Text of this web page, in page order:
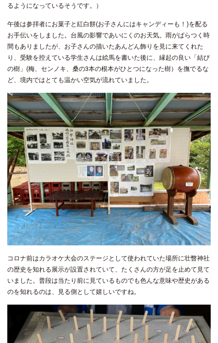
るようになっているそうです。）
午後は参拝者にお菓子と紅白餅(お子さんにはキャンディーも！)を配る
お手伝いをしました。 台風の影響であいにくのお天気。雨がぱらつく時
間もありましたが、お子さんの描いたあんどん飾りを見に来てくれた
り、受験を控えている学生さんは絵馬を書いた後に、縁起の良い「結び
の樹」(梅、センノキ、桑の3本の根本がひとつになった樹）を撫でるな
ど、境内ではとても温かい空気が流れていました。
コロナ前はカラオケ大会のステージとして使われていた場所に壮瞥神社
の歴史を知れる展示が設置されていて、たくさんの方が足を止めて見て
いました。普段は当たり前に見ているものでも色んな意味や歴史がある
のを知れるのは、見る側として嬉しいですね。